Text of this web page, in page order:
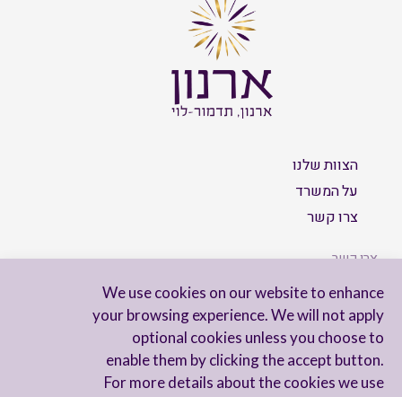
We use cookies on our website to enhance
your browsing experience. We will not apply
optional cookies unless you choose to
enable them by clicking the accept button.
For more details about the cookies we use
הצוות שלנו
על המשרד
צרו קשר
צרו קשר
הישארו מעודכנים